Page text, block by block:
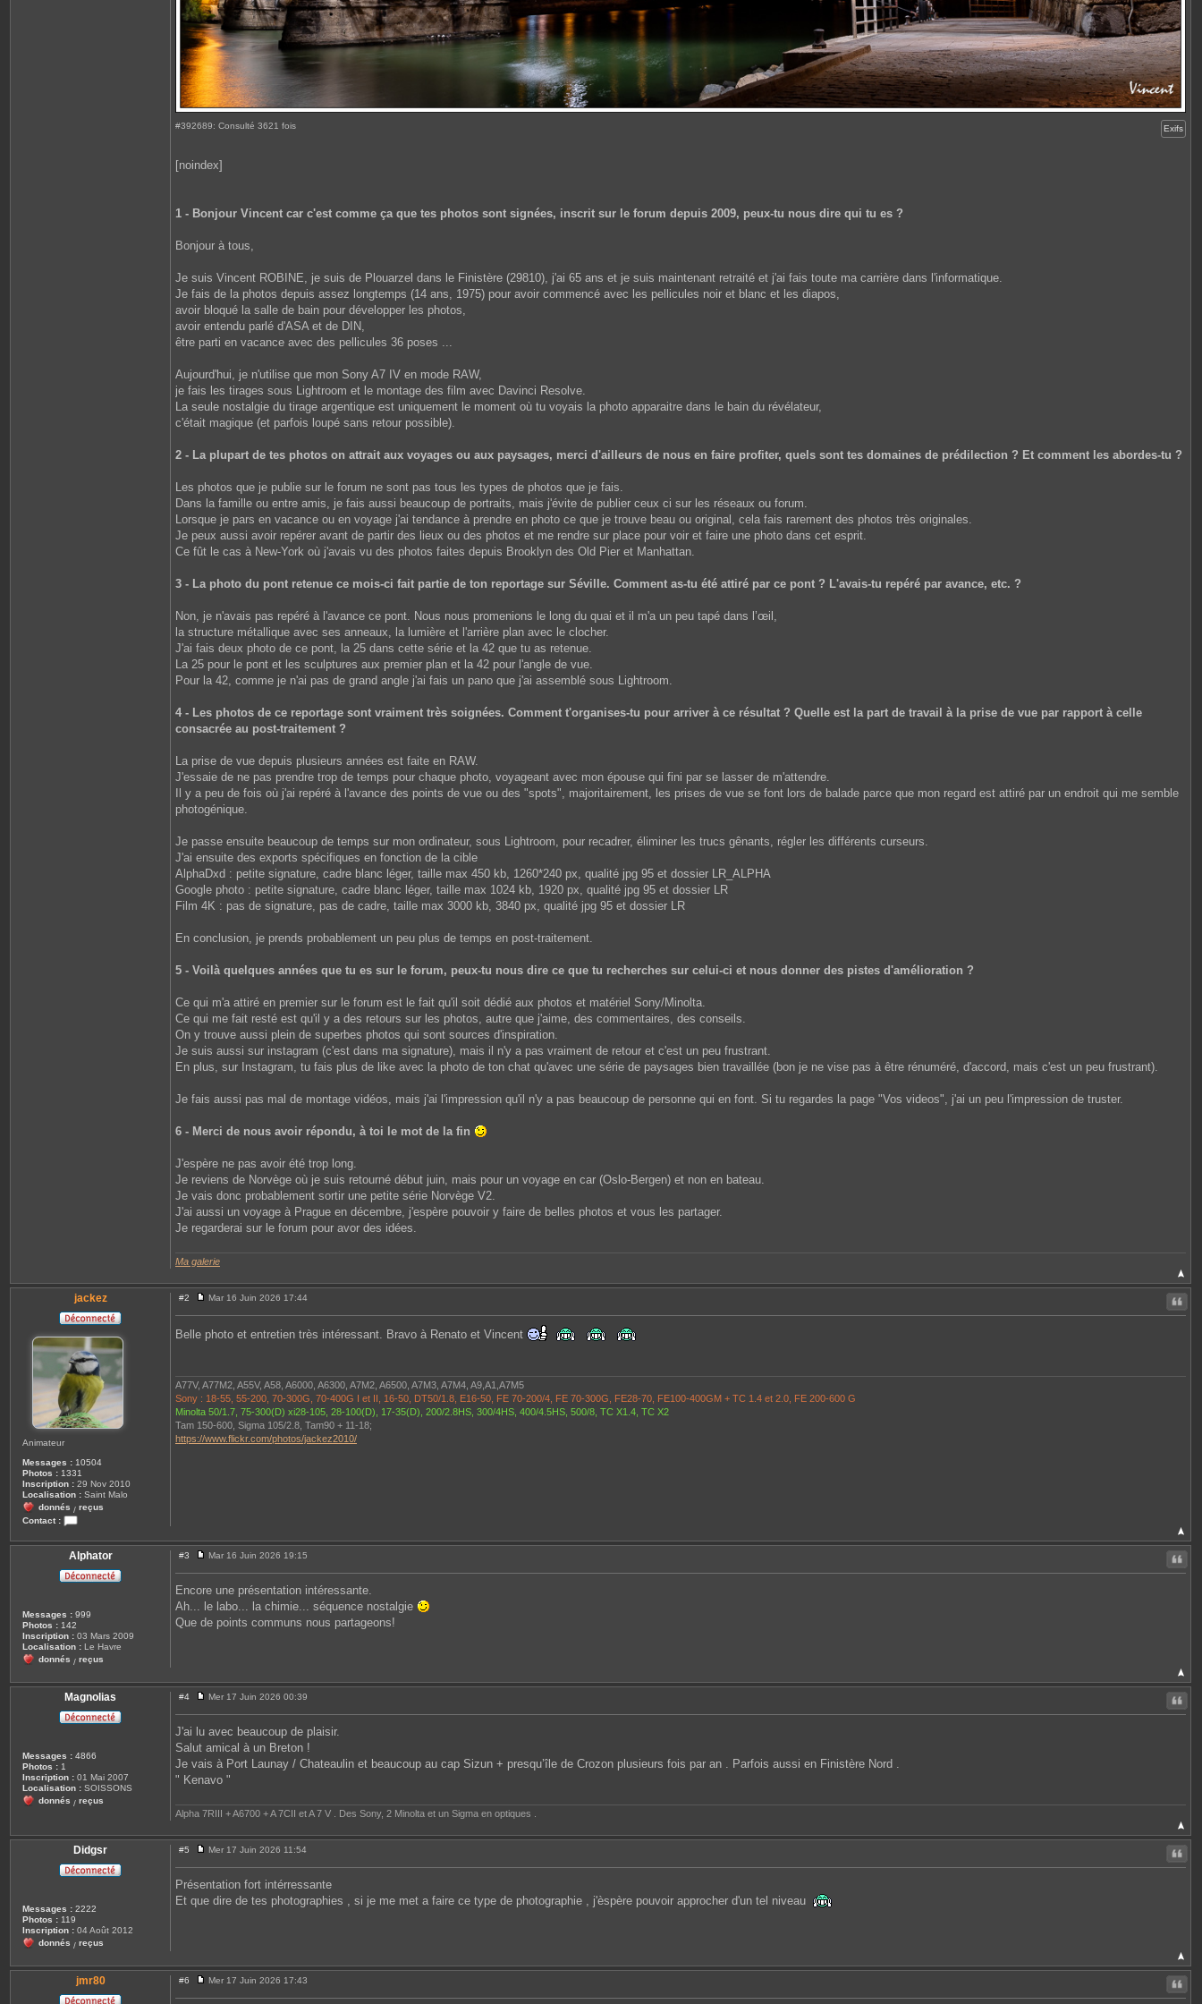
#392689: Consulté 3621 fois Exifs
[noindex]
1 - Bonjour Vincent car c'est comme ça que tes photos sont signées, inscrit sur le forum depuis 2009, peux-tu nous dire qui tu es ?
Bonjour à tous,
Je suis Vincent ROBINE, je suis de Plouarzel dans le Finistère (29810), j'ai 65 ans et je suis maintenant retraité et j'ai fais toute ma carrière dans l'informatique.
Je fais de la photos depuis assez longtemps (14 ans, 1975) pour avoir commencé avec les pellicules noir et blanc et les diapos,
avoir bloqué la salle de bain pour développer les photos,
avoir entendu parlé d'ASA et de DIN,
être parti en vacance avec des pellicules 36 poses ...
Aujourd'hui, je n'utilise que mon Sony A7 IV en mode RAW,
je fais les tirages sous Lightroom et le montage des film avec Davinci Resolve.
La seule nostalgie du tirage argentique est uniquement le moment où tu voyais la photo apparaitre dans le bain du révélateur,
c'était magique (et parfois loupé sans retour possible).
2 - La plupart de tes photos on attrait aux voyages ou aux paysages, merci d'ailleurs de nous en faire profiter, quels sont tes domaines de prédilection ? Et comment les abordes-tu ?
Les photos que je publie sur le forum ne sont pas tous les types de photos que je fais.
Dans la famille ou entre amis, je fais aussi beaucoup de portraits, mais j'évite de publier ceux ci sur les réseaux ou forum.
Lorsque je pars en vacance ou en voyage j'ai tendance à prendre en photo ce que je trouve beau ou original, cela fais rarement des photos très originales.
Je peux aussi avoir repérer avant de partir des lieux ou des photos et me rendre sur place pour voir et faire une photo dans cet esprit.
Ce fût le cas à New-York où j'avais vu des photos faites depuis Brooklyn des Old Pier et Manhattan.
3 - La photo du pont retenue ce mois-ci fait partie de ton reportage sur Séville. Comment as-tu été attiré par ce pont ? L'avais-tu repéré par avance, etc. ?
Non, je n'avais pas repéré à l'avance ce pont. Nous nous promenions le long du quai et il m'a un peu tapé dans l’œil,
la structure métallique avec ses anneaux, la lumière et l'arrière plan avec le clocher.
J'ai fais deux photo de ce pont, la 25 dans cette série et la 42 que tu as retenue.
La 25 pour le pont et les sculptures aux premier plan et la 42 pour l'angle de vue.
Pour la 42, comme je n'ai pas de grand angle j'ai fais un pano que j'ai assemblé sous Lightroom.
4 - Les photos de ce reportage sont vraiment très soignées. Comment t'organises-tu pour arriver à ce résultat ? Quelle est la part de travail à la prise de vue par rapport à celle
consacrée au post-traitement ?
La prise de vue depuis plusieurs années est faite en RAW.
J'essaie de ne pas prendre trop de temps pour chaque photo, voyageant avec mon épouse qui fini par se lasser de m'attendre.
Il y a peu de fois où j'ai repéré à l'avance des points de vue ou des "spots", majoritairement, les prises de vue se font lors de balade parce que mon regard est attiré par un endroit qui me semble
photogénique.
Je passe ensuite beaucoup de temps sur mon ordinateur, sous Lightroom, pour recadrer, éliminer les trucs gênants, régler les différents curseurs.
J'ai ensuite des exports spécifiques en fonction de la cible
AlphaDxd : petite signature, cadre blanc léger, taille max 450 kb, 1260*240 px, qualité jpg 95 et dossier LR_ALPHA
Google photo : petite signature, cadre blanc léger, taille max 1024 kb, 1920 px, qualité jpg 95 et dossier LR
Film 4K : pas de signature, pas de cadre, taille max 3000 kb, 3840 px, qualité jpg 95 et dossier LR
En conclusion, je prends probablement un peu plus de temps en post-traitement.
5 - Voilà quelques années que tu es sur le forum, peux-tu nous dire ce que tu recherches sur celui-ci et nous donner des pistes d'amélioration ?
Ce qui m'a attiré en premier sur le forum est le fait qu'il soit dédié aux photos et matériel Sony/Minolta.
Ce qui me fait resté est qu'il y a des retours sur les photos, autre que j'aime, des commentaires, des conseils.
On y trouve aussi plein de superbes photos qui sont sources d'inspiration.
Je suis aussi sur instagram (c'est dans ma signature), mais il n'y a pas vraiment de retour et c'est un peu frustrant.
En plus, sur Instagram, tu fais plus de like avec la photo de ton chat qu'avec une série de paysages bien travaillée (bon je ne vise pas à être rénuméré, d'accord, mais c'est un peu frustrant).
Je fais aussi pas mal de montage vidéos, mais j'ai l'impression qu'il n'y a pas beaucoup de personne qui en font. Si tu regardes la page "Vos videos", j'ai un peu l'impression de truster.
6 - Merci de nous avoir répondu, à toi le mot de la fin
J'espère ne pas avoir été trop long.
Je reviens de Norvège où je suis retourné début juin, mais pour un voyage en car (Oslo-Bergen) et non en bateau.
Je vais donc probablement sortir une petite série Norvège V2.
J'ai aussi un voyage à Prague en décembre, j'espère pouvoir y faire de belles photos et vous les partager.
Je regarderai sur le forum pour avor des idées.
Ma galerie
jackez
Animateur
Messages : 10504
Photos : 1331
Inscription : 29 Nov 2010
Localisation : Saint Malo
donnés / reçus
Contact :
o
n
t
a
c
r
a
c
k
z
Citer
#2
e
s
Mar 16 Juin 2026 17:44
Belle photo et entretien très intéressant. Bravo à Renato et Vincent
A77V, A77M2, A55V, A58, A6000, A6300, A7M2, A6500, A7M3, A7M4, A9,A1,A7M5
Sony : 18-55, 55-200, 70-300G, 70-400G I et II, 16-50, DT50/1.8, E16-50, FE 70-200/4, FE 70-300G, FE28-70, FE100-400GM + TC 1.4 et 2.0, FE 200-600 G
Minolta 50/1.7, 75-300(D) xi28-105, 28-100(D), 17-35(D), 200/2.8HS, 300/4HS, 400/4.5HS, 500/8, TC X1.4, TC X2
Tam 150-600, Sigma 105/2.8, Tam90 + 11-18;
https://www.flickr.com/photos/jackez2010/
Alphator
Messages : 999
Photos : 142
Inscription : 03 Mars 2009
Localisation : Le Havre
donnés / reçus
Citer
#3
e
s
a
g
e
Mar 16 Juin 2026 19:15
Encore une présentation intéressante.
Ah... le labo... la chimie... séquence nostalgie
Que de points communs nous partageons!
Magnolias
Messages : 4866
Photos : 1
Inscription : 01 Mai 2007
Localisation : SOISSONS
donnés / reçus
Citer
#4
e
s
a
e
Mer 17 Juin 2026 00:39
J'ai lu avec beaucoup de plaisir.
Salut amical à un Breton !
Je vais à Port Launay / Chateaulin et beaucoup au cap Sizun + presqu’île de Crozon plusieurs fois par an . Parfois aussi en Finistère Nord .
" Kenavo "
Alpha 7RIII + A6700 + A 7CII et A 7 V . Des Sony, 2 Minolta et un Sigma en optiques .
Didgsr
Messages : 2222
Photos : 119
Inscription : 04 Août 2012
donnés / reçus
Citer
#5
e
s
a
Mer 17 Juin 2026 11:54
Présentation fort intérressante
Et que dire de tes photographies , si je me met a faire ce type de photographie , j'èspère pouvoir approcher d'un tel niveau
jmr80 Citer
#6
e
Mer 17 Juin 2026 17:43